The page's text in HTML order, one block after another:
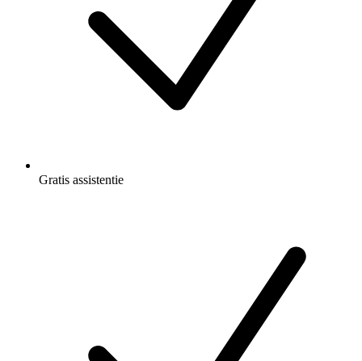
Gratis assistentie